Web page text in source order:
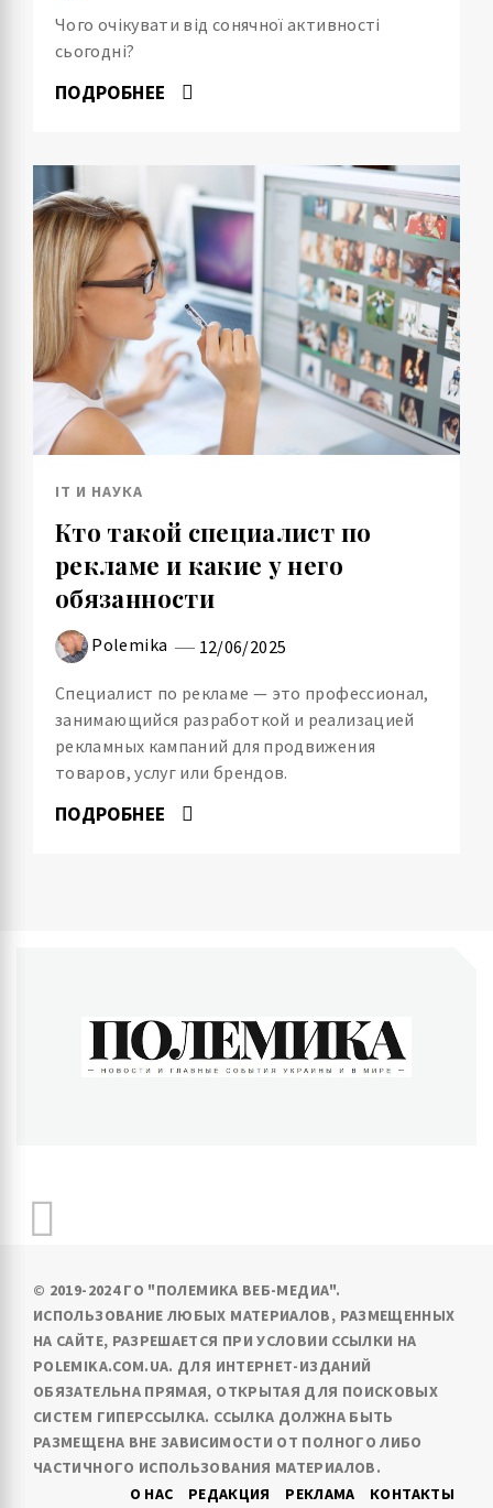
Чого очікувати від сонячної активності
сьогодні?
ПОДРОБНЕЕ
IT И НАУКА
Кто такой специалист по
рекламе и какие у него
обязанности
Polemika 12/06/2025
Специалист по рекламе — это профессионал,
занимающийся разработкой и реализацией
рекламных кампаний для продвижения
товаров, услуг или брендов.
ПОДРОБНЕЕ
© 2019-2024 ГО "ПОЛЕМИКА ВЕБ-МЕДИА".
ИСПОЛЬЗОВАНИЕ ЛЮБЫХ МАТЕРИАЛОВ, РАЗМЕЩЕННЫХ
НА САЙТЕ, РАЗРЕШАЕТСЯ ПРИ УСЛОВИИ ССЫЛКИ НА
POLEMIKA.COM.UA. ДЛЯ ИНТЕРНЕТ-ИЗДАНИЙ
ОБЯЗАТЕЛЬНА ПРЯМАЯ, ОТКРЫТАЯ ДЛЯ ПОИСКОВЫХ
СИСТЕМ ГИПЕРССЫЛКА. ССЫЛКА ДОЛЖНА БЫТЬ
РАЗМЕЩЕНА ВНЕ ЗАВИСИМОСТИ ОТ ПОЛНОГО ЛИБО
ЧАСТИЧНОГО ИСПОЛЬЗОВАНИЯ МАТЕРИАЛОВ.
О НАС
РЕДАКЦИЯ РЕКЛАМА КОНТАКТЫ